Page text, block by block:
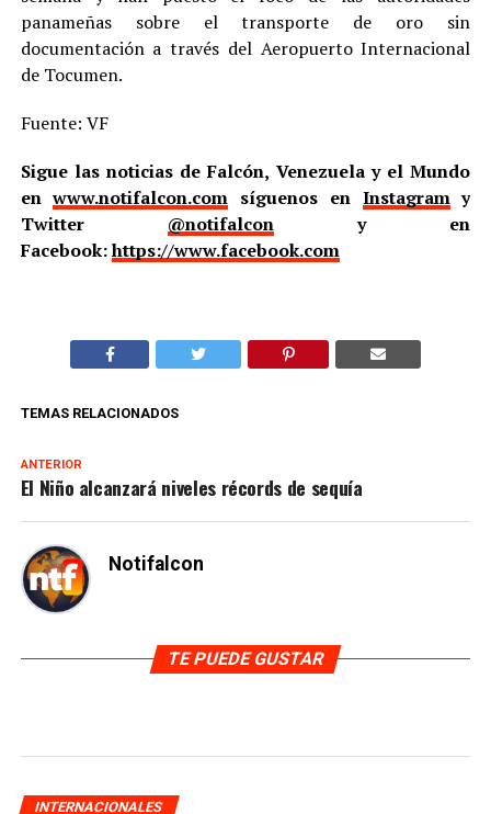
panameñas sobre el transporte de oro sin
documentación a través del Aeropuerto Internacional
de Tocumen.
Fuente: VF
Sigue las noticias de Falcón, Venezuela y el Mundo
enwww.notifalcon.com síguenos en Instagramy
Twitter @notifalcony en
Facebook:https://www.facebook.com
TEMAS RELACIONADOS
ANTERIOR
El Niño alcanzará niveles récords de sequía
Notifalcon
TE PUEDE GUSTAR
INTERNACIONALES